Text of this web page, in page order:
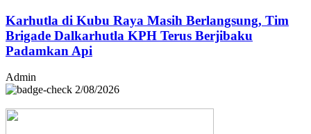
Karhutla di Kubu Raya Masih Berlangsung, Tim
Brigade Dalkarhutla KPH Terus Berjibaku
Padamkan Api
Admin
2/08/2026